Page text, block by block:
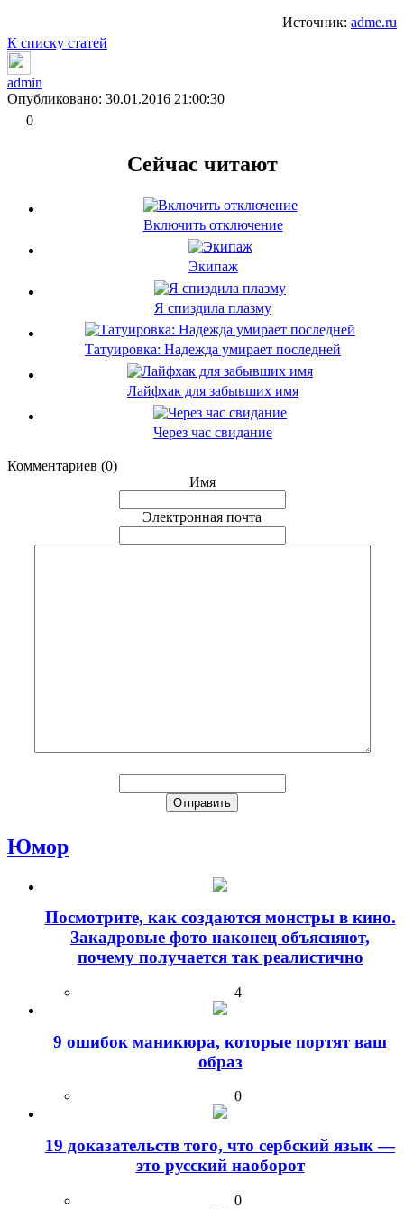
Источник: adme.ru
К списку статей
admin
Опубликовано: 30.01.2016 21:00:30
0
Сейчас читают
Включить отключение
Экипаж
Я спиздила плазму
Татуировка: Надежда умирает последней
Лайфхак для забывших имя
Через час свидание
Комментариев (0)
Имя
Электронная почта
Юмор
Посмотрите, как создаются монстры в кино.
Закадровые фото наконец объясняют,
почему получается так реалистично
4
9 ошибок маникюра, которые портят ваш
образ
0
19 доказательств того, что сербский язык —
это русский наоборот
0